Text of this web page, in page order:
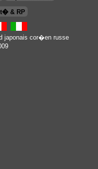
& RP
japonais cor�en russe